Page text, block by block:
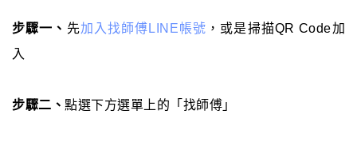
步驟一、 先加入找師傅LINE帳號 ，或是掃描QR Code加
入
步驟二、 點選下方選單上的「找師傅」